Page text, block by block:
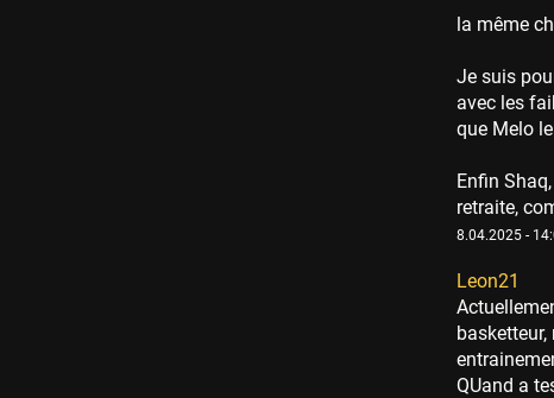
la même
Je suis
avec les
que Melo
Enfin
retraite,
8.04.2025 -
Leon21
QUand a